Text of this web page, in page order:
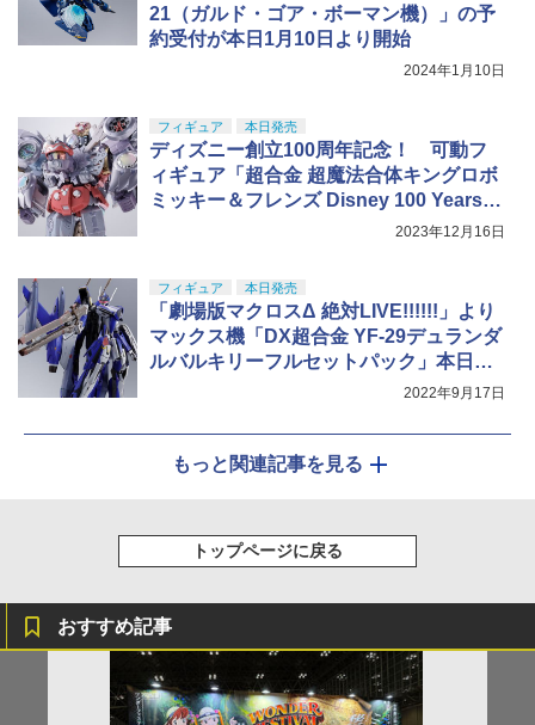
21（ガルド・ゴア・ボーマン機）」の予
約受付が本日1月10日より開始
2024年1月10日
フィギュア 本日発売
ディズニー創立100周年記念！ 可動フ
ィギュア「超合金 超魔法合体キングロボ
ミッキー＆フレンズ Disney 100 Years of
2023年12月16日
フィギュア 本日発売
「劇場版マクロスΔ 絶対LIVE!!!!!!」より
マックス機「DX超合金 YF-29デュランダ
ルバルキリーフルセットパック」本日発
2022年9月17日
もっと関連記事を見る
トップページに戻る
おすすめ記事